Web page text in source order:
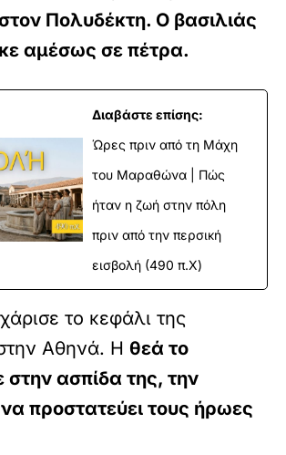
Πολυδέκτη. Ο βασιλιάς
αμέσως σε πέτρα.
Διαβάστε επίσης:
Ώρες πριν από τη Μάχη
του Μαραθώνα | Πώς
ήταν η ζωή στην πόλη
πριν από την περσική
εισβολή (490 π.Χ)
το κεφάλι της
Αθηνά. Η θεά το
στην ασπίδα της, την
να προστατεύει τους ήρωες